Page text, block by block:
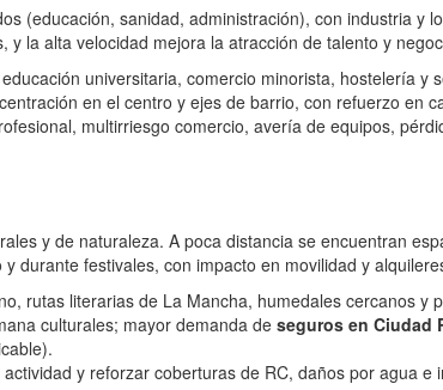
(educación, sanidad, administración), con industria
la alta velocidad mejora la atracción de talento y
universitaria, comercio minorista, hostelería y
en el centro y ejes de barrio, con refuerzo en
multirriesgo comercio, avería de equipos,
y de naturaleza. A poca distancia se encuentran
durante festivales, con impacto en movilidad y
rutas literarias de La Mancha, humedales cercanos y
culturales; mayor demanda de seguros en Ciudad
y reforzar coberturas de RC, daños por agua